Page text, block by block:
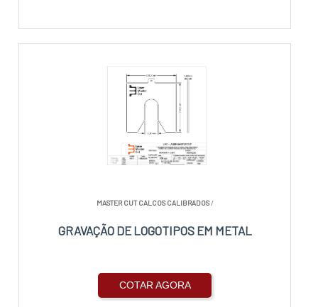
MASTER CUT CALCOS CALIBRADOS/
GRAVAÇÃO DE LOGOTIPOS EM METAL
COTAR AGORA